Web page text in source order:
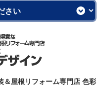
＆屋根リフォーム専門店 色彩